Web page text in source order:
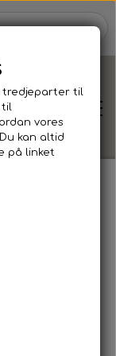
tredjeparter til
til
vores
kan altid
på linket